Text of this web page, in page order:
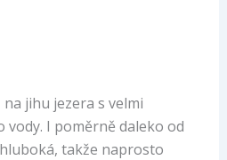
jihu jezera s velmi
vody. I poměrně daleko od
takže naprosto